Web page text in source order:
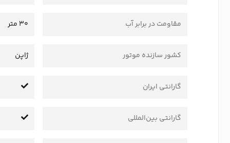
مقاومت در برابر آب 30 متر
کشور سازنده موتور ژاپن
گارانتی ایران
گارانتی بین‌المللی